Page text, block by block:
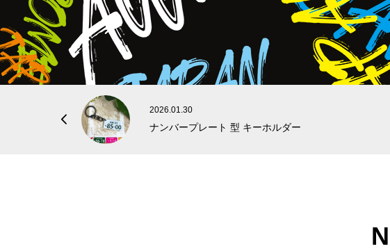

2026.01.30
ナンバープレート 型 キーホルダー